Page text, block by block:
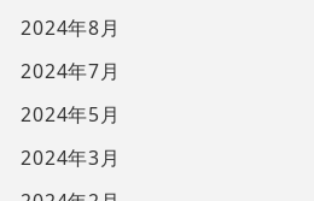
2024年8月
2024年7月
2024年5月
2024年3月